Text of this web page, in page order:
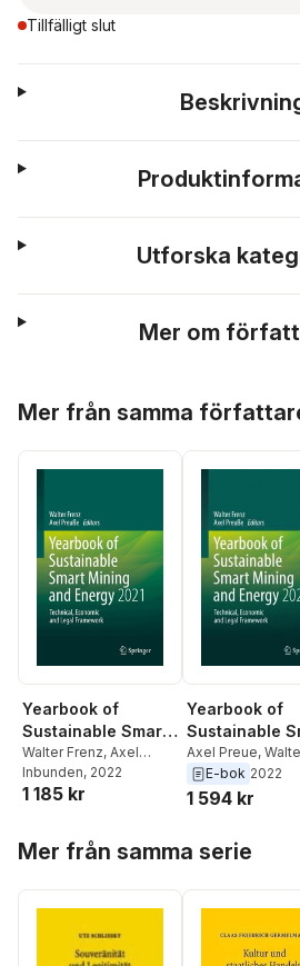
Tillfälligt slut
Utforska
Mer om
Mer från samma
Yearbook of
Sustainable Smart
Mining and Energy
2021
Walter Frenz, Axel
Preuße
Inbunden, 2022
1 185 kr
Yearbook of
Sustainable
Mining and
2021
Axel Preue,
FrenzE-bok 2022
1 594 kr
Mer från samma serie